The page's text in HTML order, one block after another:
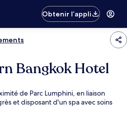
Obtenir l’appli
Bangkok Hotel
de Parc Lumphini, en liaison
et disposant d'un spa avec soins